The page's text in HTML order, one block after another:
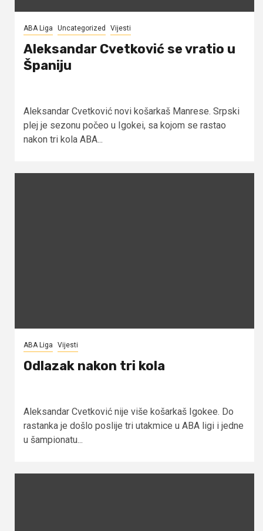
ABA Liga Uncategorized Vijesti
Aleksandar Cvetković se vratio u
Španiju
Aleksandar Cvetković novi košarkaš Manrese. Srpski
plej je sezonu počeo u Igokei, sa kojom se rastao
nakon tri kola ABA...
ABA Liga Vijesti
Odlazak nakon tri kola
Aleksandar Cvetković nije više košarkaš Igokee. Do
rastanka je došlo poslije tri utakmice u ABA ligi i jedne
u šampionatu...